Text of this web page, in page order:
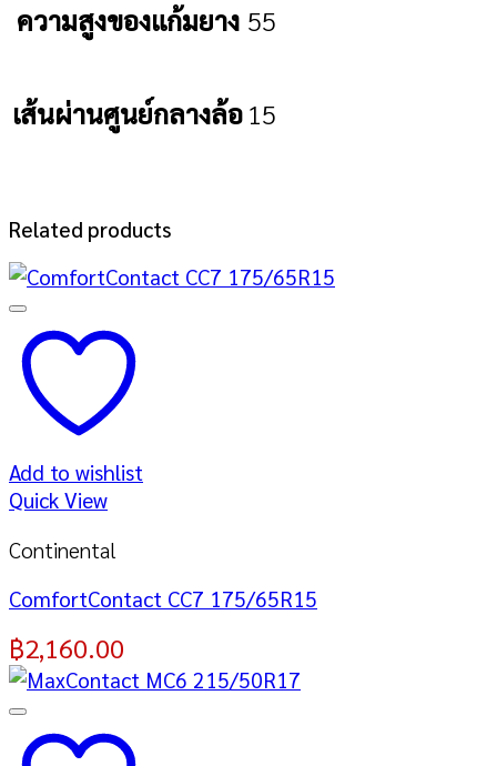
ความสูงของแก้มยาง 55
เส้นผ่านศูนย์กลางล้อ15
Related products
Add to wishlist
Quick View
Continental
ComfortContact CC7 175/65R15
฿2,160.00